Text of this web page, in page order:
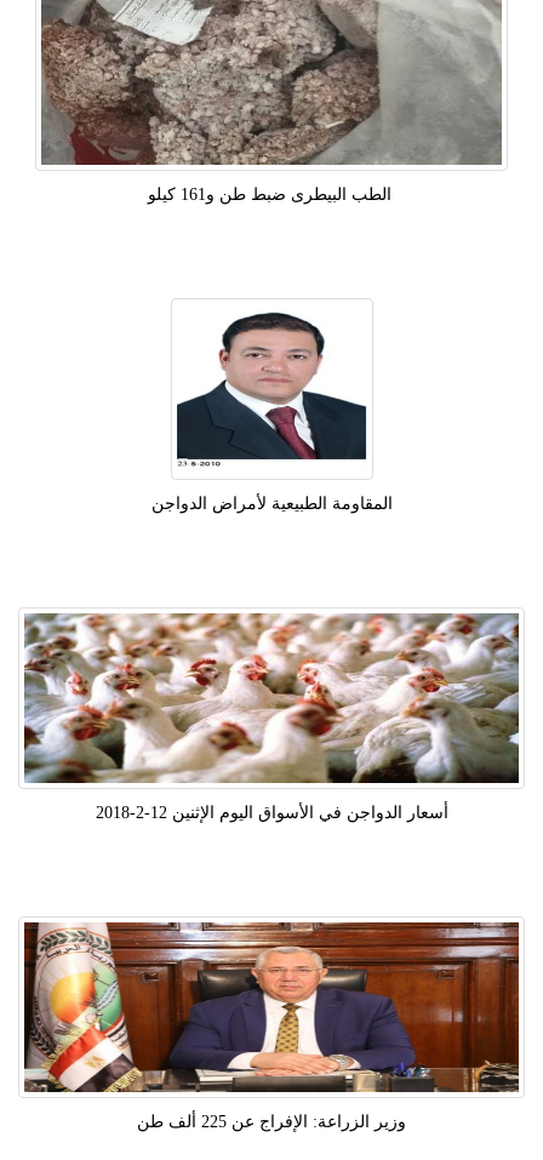
‫ الطب البيطرى ضبط طن و161 كيلو
المقاومة الطبيعية لأمراض الدواجن
أسعار الدواجن في الأسواق اليوم الإثنين 12-2-2018
وزير الزراعة: الإفراج عن 225 ألف طن